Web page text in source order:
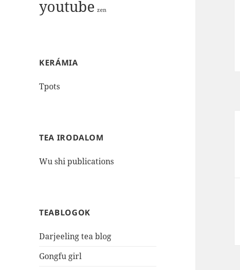
youtube zen
KERÁMIA
Tpots
TEA IRODALOM
Wu shi publications
TEABLOGOK
Darjeeling tea blog
Gongfu girl